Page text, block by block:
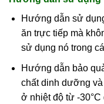
Hướng dẫn sử
ăn trực tiếp mà
sử dụng nó trong
Hướng dẫn bảo
chất dinh dưỡng
ở nhiệt độ từ -